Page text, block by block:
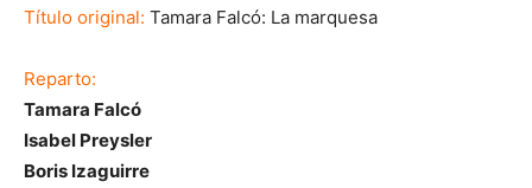
Título original: Tamara Falcó: La marquesa
Reparto:
Tamara Falcó
Isabel Preysler
Boris Izaguirre